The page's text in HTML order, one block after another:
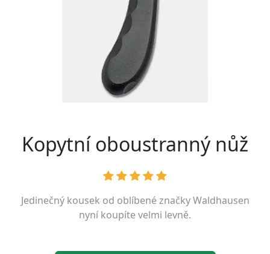
Kopytní oboustranný nůž
Jedinečný kousek od oblíbené značkyWaldhausen
nyní koupíte velmi levně.